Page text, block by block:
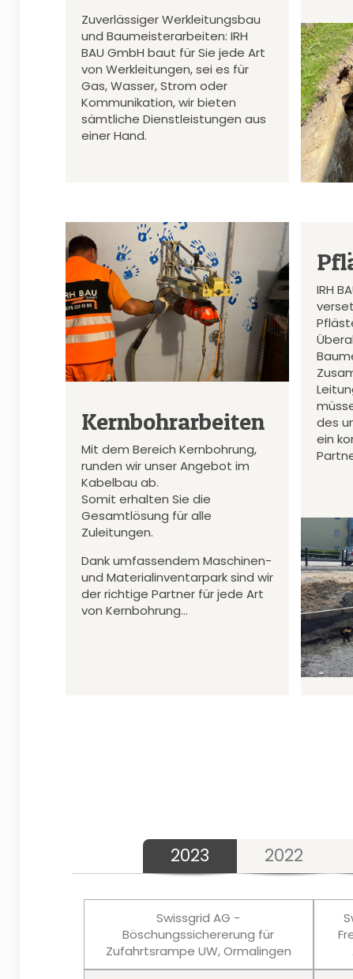
Zuverlässiger Werkleitungsbau
und Baumeisterarbeiten: IRH
BAU GmbH baut für Sie jede Art
von Werkleitungen, sei es für
Gas, Wasser, Strom oder
Kommunikation, wir bieten
sämtliche Dienstleistungen aus
einer Hand.
Kernbohrarbeiten
Mit dem Bereich Kernbohrung,
runden wir unser Angebot im
Kabelbau ab.
Somit erhalten Sie die
Gesamtlösung für alle
Zuleitungen.
Dank umfassendem Maschinen-
und Materialinventarpark sind wir
der richtige Partner für jede Art
von Kernbohrung…
IRH
des
ein
2023 2022
Swissgrid AG -
Böschungssichererung für
Zufahrtsrampe UW, Ormalingen